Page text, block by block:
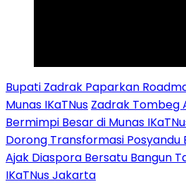
Bupati Zadrak Paparkan
Munas IKaTNus Zadrak Tombeg
Bermimpi Besar di Munas
Dorong Transformasi Posyandu
Ajak Diaspora Bersatu Bangun
IKaTNus Jakarta